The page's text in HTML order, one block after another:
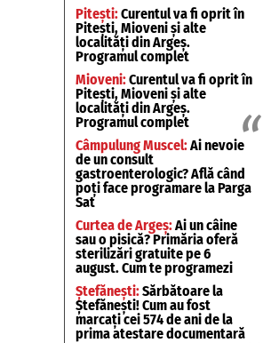
Pitești:Curentul va fi oprit în
Pitești, Mioveni și alte
localități din Argeș.
Programul complet
Mioveni:Curentul va fi oprit în
Pitești, Mioveni și alte
localități din Argeș.
Programul complet
Câmpulung Muscel:Ai nevoie
de un consult
gastroenterologic? Află când
poți face programare la Parga
Sat
Curtea de Argeș:Ai un câine
sau o pisică? Primăria oferă
sterilizări gratuite pe 6
august. Cum te programezi
Ștefănești:Sărbătoare la
Ștefănești! Cum au fost
marcați cei 574 de ani de la
prima atestare documentară